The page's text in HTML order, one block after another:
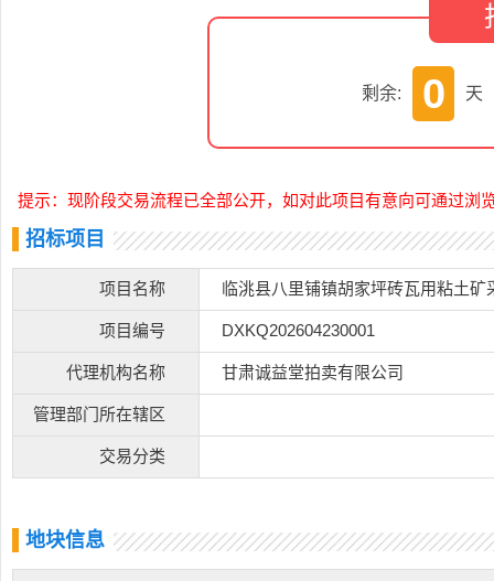
剩余: 0 天
提示：现阶段交易流程已全部公开，如对此项目有意向可通过浏
招标项目
项目名称 临洮县八里铺镇胡家坪砖瓦用粘土矿
项目编号 DXKQ202604230001
代理机构名称 甘肃诚益堂拍卖有限公司
管理部门所在辖区
交易分类
地块信息